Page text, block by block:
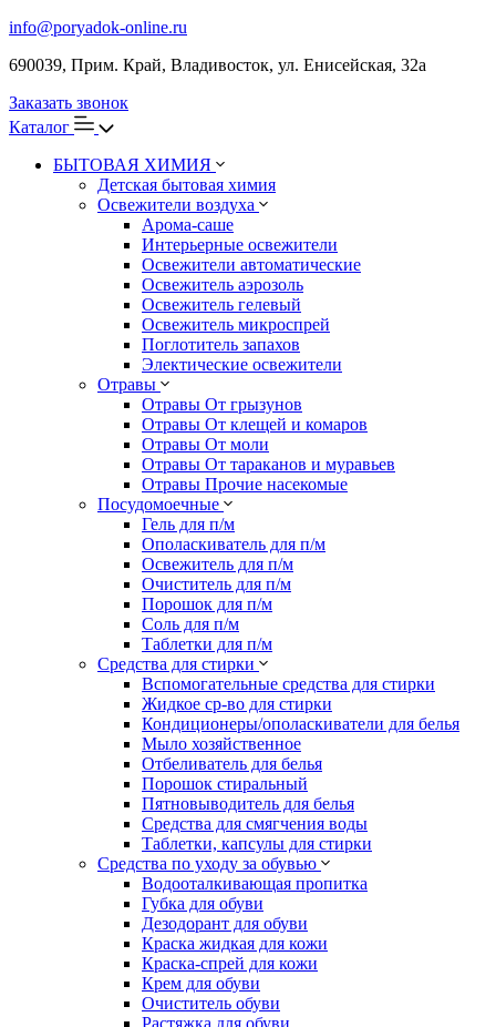
info@poryadok-online.ru
690039, Прим. Край, Владивосток, ул. Енисейская, 32а
Заказать звонок
Каталог
БЫТОВАЯ ХИМИЯ
Детская бытовая химия
Освежители воздуха
Арома-саше
Интерьерные освежители
Освежители автоматические
Освежитель аэрозоль
Освежитель гелевый
Освежитель микроспрей
Поглотитель запахов
Электические освежители
Отравы
Отравы От грызунов
Отравы От клещей и комаров
Отравы От моли
Отравы От тараканов и муравьев
Отравы Прочие насекомые
Посудомоечные
Гель для п/м
Ополаскиватель для п/м
Освежитель для п/м
Очиститель для п/м
Порошок для п/м
Соль для п/м
Таблетки для п/м
Средства для стирки
Вспомогательные средства для стирки
Жидкое ср-во для стирки
Кондиционеры/ополаскиватели для белья
Мыло хозяйственное
Отбеливатель для белья
Порошок стиральный
Пятновыводитель для белья
Средства для смягчения воды
Таблетки, капсулы для стирки
Средства по уходу за обувью
Водооталкивающая пропитка
Губка для обуви
Дезодорант для обуви
Краска жидкая для кожи
Краска-спрей для кожи
Крем для обуви
Очиститель обуви
Растяжка для обуви